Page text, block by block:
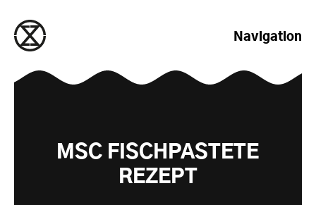
Navigation
MSC FISCHPASTETE
REZEPT